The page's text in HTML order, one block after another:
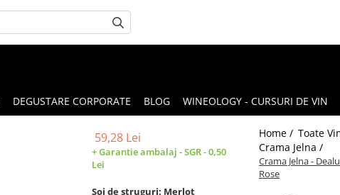
DEGUSTARE CORPORATE BLOG WINEOLOGY - CURSURI DE VIN
Home / Toate
Crama Jelna /
Crama Jelna -
Rose
59,28 Lei
+ Garantie ambalaj - SGR - 0,50
Lei
Soi de struguri: Merlot